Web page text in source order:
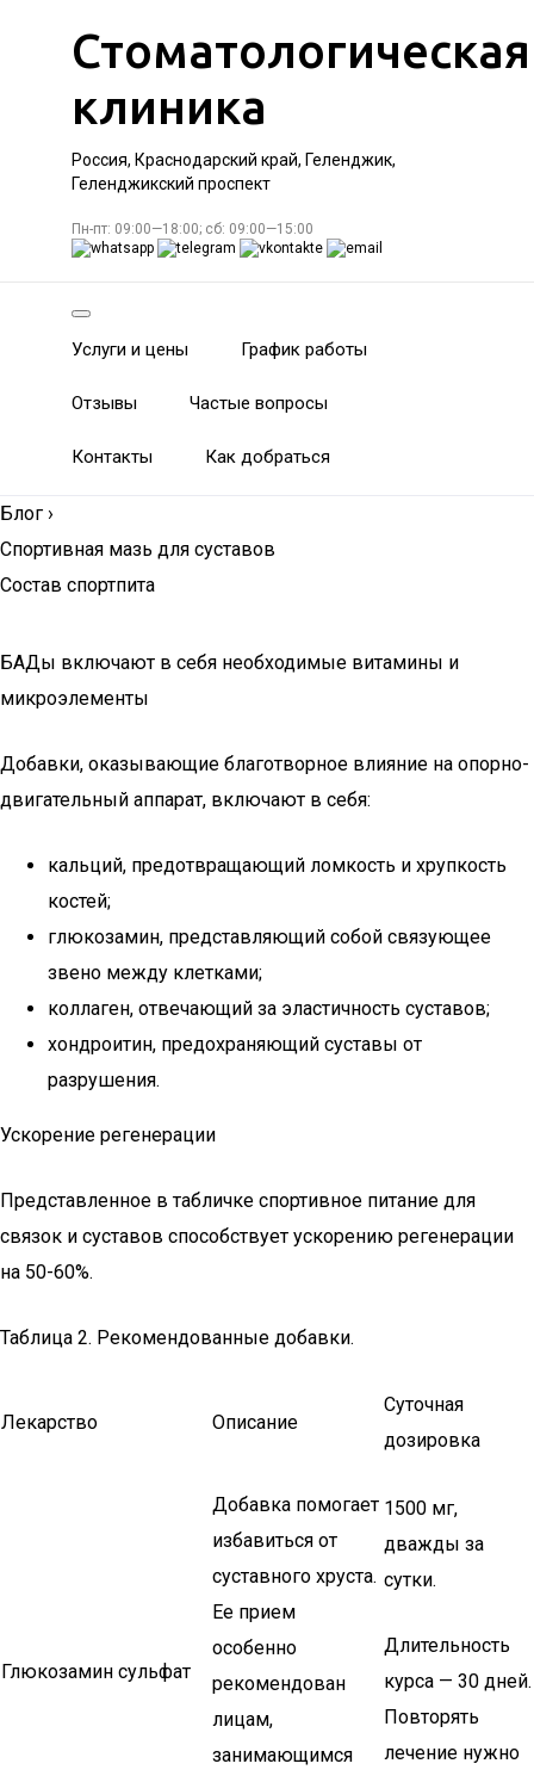
Стоматологическая
клиника
Россия, Краснодарский край, Геленджик,
Геленджикский проспект
Пн-пт: 09:00—18:00; сб: 09:00—15:00
Услуги и цены График работы
Отзывы Частые вопросы
Контакты Как добраться
Блог ›
Спортивная мазь для суставов
Состав спортпита
БАДы включают в себя необходимые витамины и
микроэлементы
Добавки, оказывающие благотворное влияние на опорно-
двигательный аппарат, включают в себя:
кальций, предотвращающий ломкость и хрупкость
костей;
глюкозамин, представляющий собой связующее
звено между клетками;
коллаген, отвечающий за эластичность суставов;
хондроитин, предохраняющий суставы от
разрушения.
Ускорение регенерации
Представленное в табличке спортивное питание для
связок и суставов способствует ускорению регенерации
на 50-60%.
Таблица 2. Рекомендованные добавки.
Лекарство Описание
Суточная
дозировка
Глюкозамин сульфат
Добавка помогает
избавиться от
суставного хруста.
Ее прием
особенно
рекомендован
лицам,
занимающимся
1500 мг,
дважды за
сутки.
Длительность
курса — 30 дней.
Повторять
лечение нужно